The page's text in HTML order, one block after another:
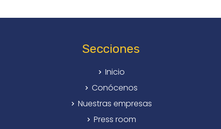
Secciones
Inicio
Conócenos
Nuestras empresas
Press room